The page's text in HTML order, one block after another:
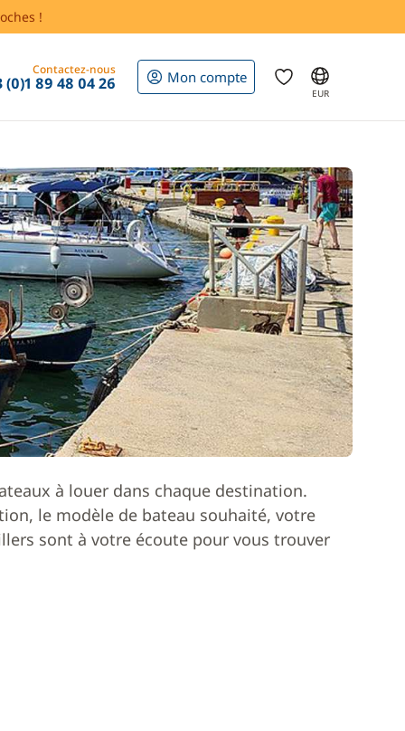
!
Contactez-nous
(0)1 89 48 04 26 Mon compte
EUR
à louer dans chaque destination.
le modèle de bateau souhaité, votre
sont à votre écoute pour vous trouver